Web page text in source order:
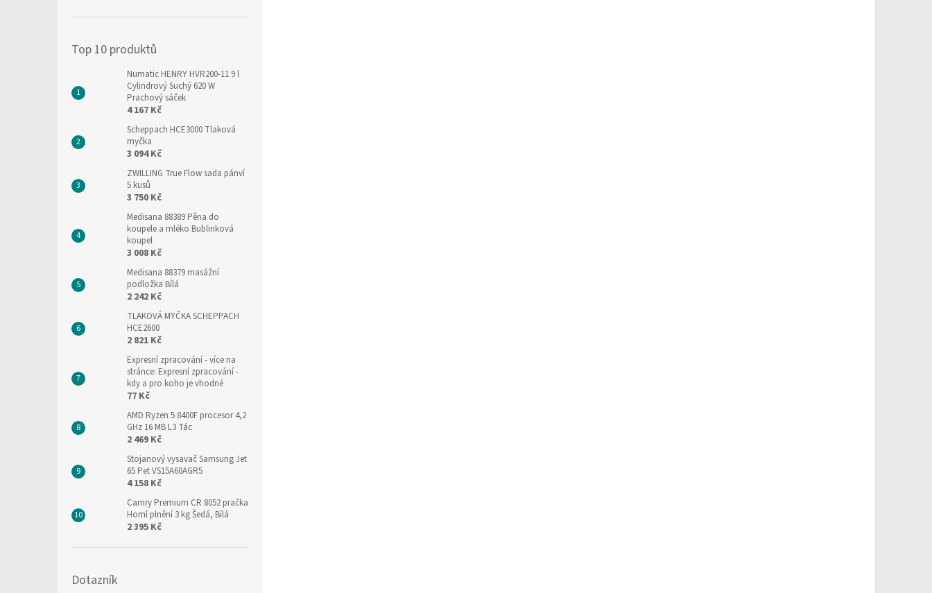
Top 10 produktů
Numatic HENRY HVR200-11 9 l
Cylindrový Suchý 620 W
Prachový sáček
4 167 Kč
Scheppach HCE3000 Tlaková
myčka
3 094 Kč
ZWILLING True Flow sada pánví
5 kusů
3 750 Kč
Medisana 88389 Pěna do
koupele a mléko Bublinková
koupel
3 008 Kč
Medisana 88379 masážní
podložka Bílá
2 242 Kč
TLAKOVÁ MYČKA SCHEPPACH
HCE2600
2 821 Kč
Expresní zpracování- více na
stránce: Expresní zpracování -
kdy a pro koho je vhodné
77 Kč
AMD Ryzen 5 8400F procesor 4,2
GHz 16 MB L3 Tác
2 469 Kč
Stojanový vysavač Samsung Jet
65 Pet VS15A60AGR5
4 158 Kč
Camry Premium CR 8052 pračka
Horní plnění 3 kg Šedá, Bílá
2 395 Kč
Dotazník